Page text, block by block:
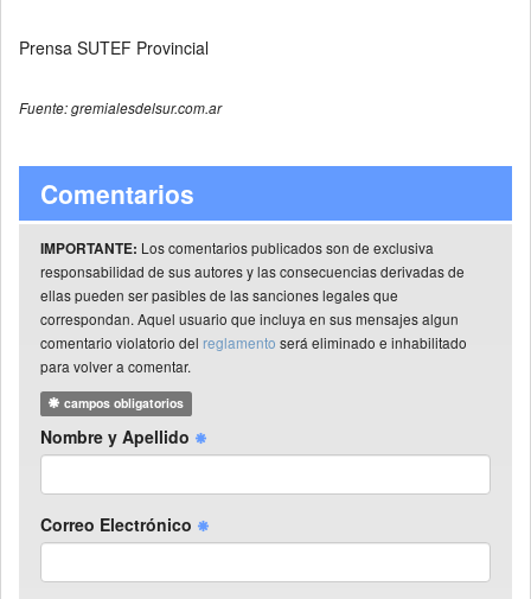
Prensa SUTEF Provincial
Fuente: gremialesdelsur.com.ar
Comentarios
IMPORTANTE: Los comentarios publicados son de exclusiva
responsabilidad de sus autores y las consecuencias derivadas de
ellas pueden ser pasibles de las sanciones legales que
correspondan. Aquel usuario que incluya en sus mensajes algun
comentario violatorio del reglamento será eliminado e inhabilitado
para volver a comentar.
campos obligatorios
Nombre y Apellido
Correo Electrónico